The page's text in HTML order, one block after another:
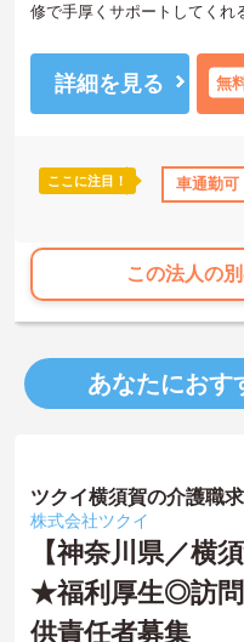
ンクOK 資格取得サポート
修で手厚くサポートしてくれ
プ研修もあり、日々の業務で
着実に成長していける職場で
＜幅広い世代が在籍♪＞若手
や年間公休110日に加え、有
り、プライベートも大切に
詳細を見る 無
ここに注目！ 車通勤可
この法人の
あなたにおす
ツクイ横須賀の介護職
株式会社ツクイ
【神奈川県／横
★福利厚生◎訪問
供責任者募集